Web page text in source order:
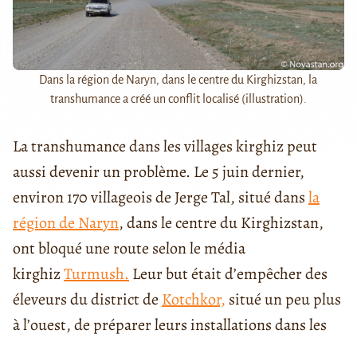
Dans la région de Naryn, dans le centre du Kirghizstan, la
transhumance a créé un conflit localisé (illustration).
La transhumance dans les villages kirghiz peut
aussi devenir un problème. Le 5 juin dernier,
environ 170 villageois de Jerge Tal, situé dansla
région de Naryn, dans le centre du Kirghizstan,
ont bloqué une route selon le média
kirghizTurmush. Leur but était d’empêcher des
éleveurs du district de Kotchkor, situé un peu plus
à l’ouest, de préparer leurs installations dans les